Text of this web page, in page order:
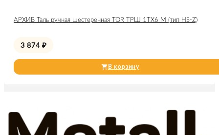
АРХИВ Таль ручная шестеренная TOR ТРШ 1ТХ6 М (тип HS-Z)
3 874 ₽
В корзину